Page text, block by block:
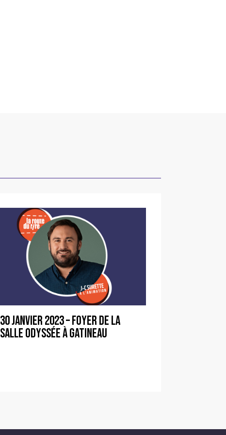
30 janvier 2023 – Foyer de la
Salle Odyssée à Gatineau